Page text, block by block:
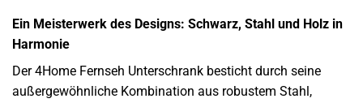
Ein Meisterwerk des Designs: Schwarz, Stahl und Holz in
Harmonie
Der 4Home Fernseh Unterschrank besticht durch seine
außergewöhnliche Kombination aus robustem Stahl,